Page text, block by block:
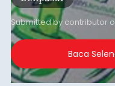
yang memiliki
Submitted by contributor
Baca